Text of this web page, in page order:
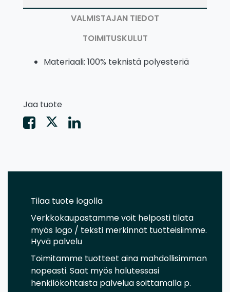
VALMISTAJAN TIEDOT
TOIMITUSKULUT
Materiaali: 100% teknistä polyesteriä
Jaa tuote
Tilaa tuote logolla
Verkkokaupastamme voit helposti tilata
myös logo / teksti merkinnät tuotteisiimme.
Hyvä palvelu
Toimitamme tuotteet aina mahdollisimman
nopeasti. Saat myös halutessasi
henkilökohtaista palvelua soittamalla p.